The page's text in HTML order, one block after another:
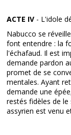
ACTE IV - L'idole
Nabucco se
font entendre : la
l'échafaud. Il est
demande pardon
promet de se
mentales. Ayant
demande une
restés fidèles de
assyrien est venu